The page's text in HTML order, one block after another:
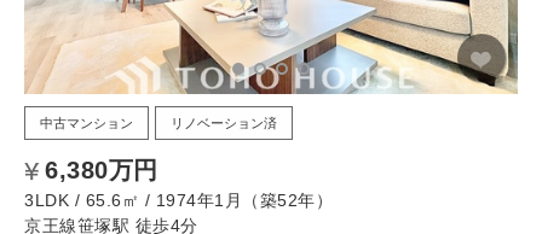
中古マンション リノベーション済
6,380万円
3LDK / 65.6㎡ / 1974年1月（築52年）
京王線笹塚駅 徒歩4分